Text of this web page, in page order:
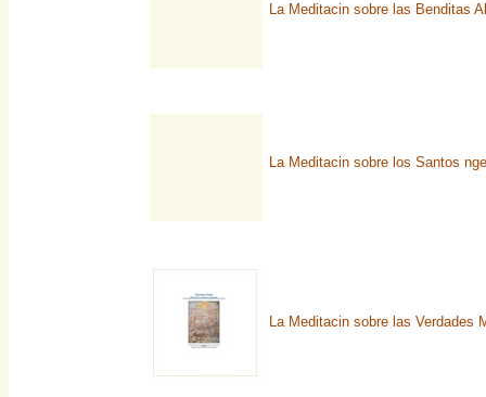
La Meditacin sobre las Benditas
La Meditacin sobre los Santos
La Meditacin sobre las Verdades